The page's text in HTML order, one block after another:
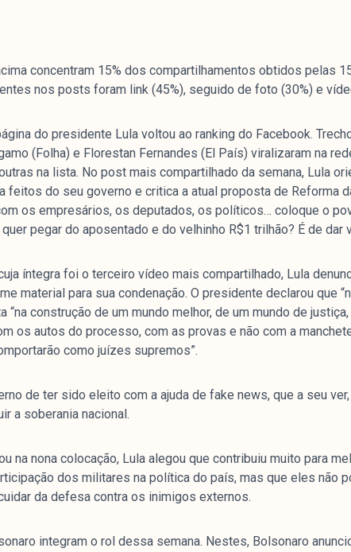
Arquivos
concentram 15% dos compartilhamentos obtidos pelas
nos posts foram link (45%), seguido de foto (30%) e
do presidente Lula voltou ao ranking do Facebook.
(Folha) e Florestan Fernandes (El País) viralizaram na
na lista. No post mais compartilhado da semana, Lula
feitos do seu governo e critica a atual proposta de Reforma
os empresários, os deputados, os políticos… coloque o
pegar do aposentado e do velhinho R$1 trilhão? É de dar
íntegra foi o terceiro vídeo mais compartilhado, Lula
material para sua condenação. O presidente declarou que
“na construção de um mundo melhor, de um mundo de
os autos do processo, com as provas e não com a
como juízes supremos”.
de ter sido eleito com a ajuda de fake news, que a seu
a soberania nacional.
na nona colocação, Lula alegou que contribuiu muito para
dos militares na política do país, mas que eles não
da defesa contra os inimigos externos.
integram o rol dessa semana. Nestes, Bolsonaro